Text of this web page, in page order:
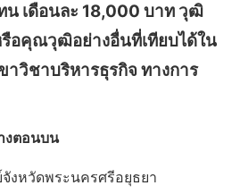
น เดือนละ 18,000 บาท วุฒิ
อคุณวุฒิอย่างอื่นที่เทียบได้ใน
าวิชาบริหารธุรกิจ ทางการ
งตอนบน
งหวัดพระนครศรีอยุธยา